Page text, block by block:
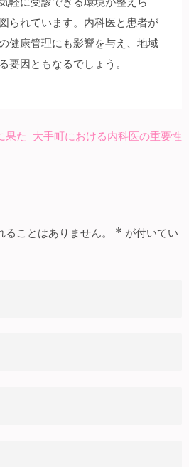
られています。内科医と患者が
健康管理にも影響を与え、地域
要因ともなるでしょう。
果た 大手町における内科医の重要性
ことはありません。 * が付いてい